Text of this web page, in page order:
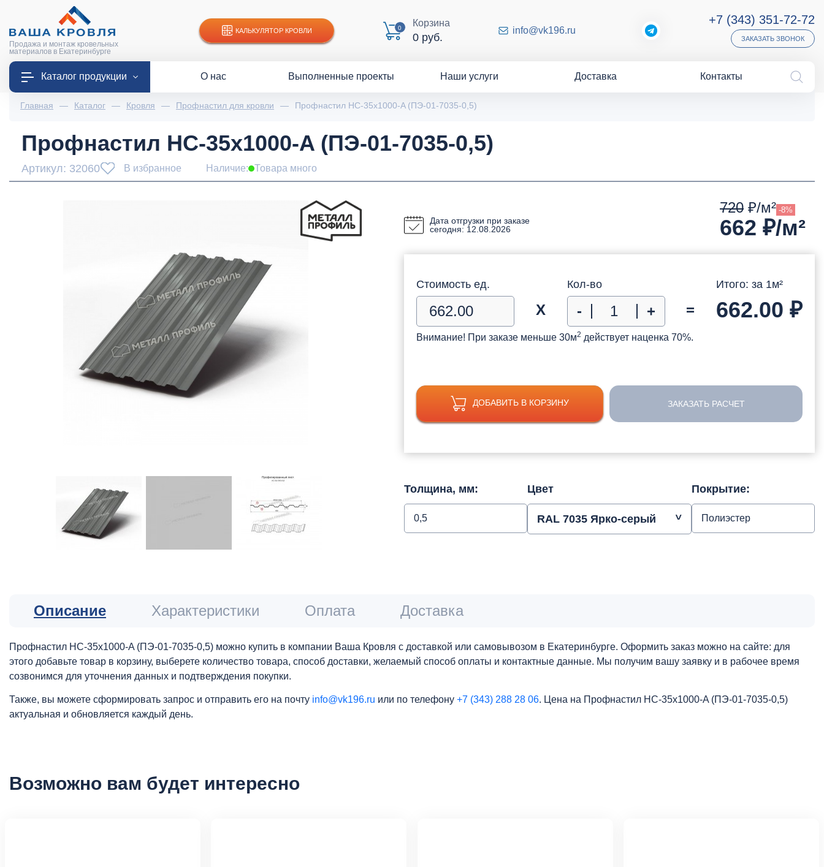
Продажа и монтаж кровельных
материалов в Екатеринбурге
КАЛЬКУЛЯТОР КРОВЛИ 0 Корзина
0 руб.
info@vk196.ru
+7 (343) 351-72-72
ЗАКАЗАТЬ ЗВОНОК
Каталог продукции О нас Выполненные проекты Наши услуги Доставка Контакты
Главная — Каталог — Кровля — Профнастил для кровли — Профнастил НС-35x1000-A (ПЭ-01-7035-0,5)
Профнастил НС-35x1000-A (ПЭ-01-7035-0,5)
Артикул: 32060 В избранное Наличие: Товара много
Дата отгрузки при заказе
сегодня: 12.08.2026
720 ₽/м² -8%
662 ₽/м²
Стоимость ед.
Х
Кол-во
- + =
Итого: за 1м²
662.00 ₽
Внимание! При заказе меньше 30м2 действует наценка 70%.
ДОБАВИТЬ В КОРЗИНУ ЗАКАЗАТЬ РАСЧЕТ
Толщина, мм:
0,5
Цвет
RAL 7035 Ярко-серый
Покрытие:
Полиэстер
Описание Характеристики Оплата Доставка
Профнастил НС-35x1000-A (ПЭ-01-7035-0,5) можно купить в компании Ваша Кровля с доставкой или самовывозом в Екатеринбурге. Оформить заказ можно на сайте: для
этого добавьте товар в корзину, выберете количество товара, способ доставки, желаемый способ оплаты и контактные данные. Мы получим вашу заявку и в рабочее время
созвонимся для уточнения данных и подтверждения покупки.
Также, вы можете сформировать запрос и отправить его на почту info@vk196.ru или по телефону +7 (343) 288 28 06. Цена на Профнастил НС-35x1000-A (ПЭ-01-7035-0,5)
актуальная и обновляется каждый день.
Возможно вам будет интересно